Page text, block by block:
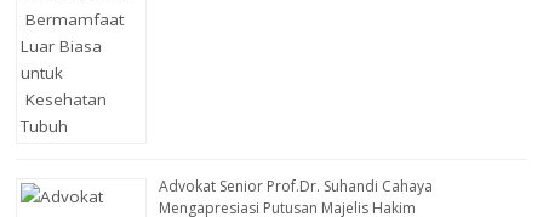
Advokat Senior Prof.Dr. Suhandi Cahaya
Mengapresiasi Putusan Majelis Hakim